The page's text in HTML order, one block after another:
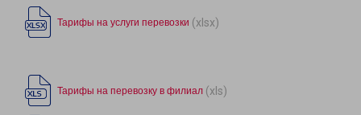
Тарифы на услуги перевозки (xlsx)
Тарифы на перевозку в филиал (xls)